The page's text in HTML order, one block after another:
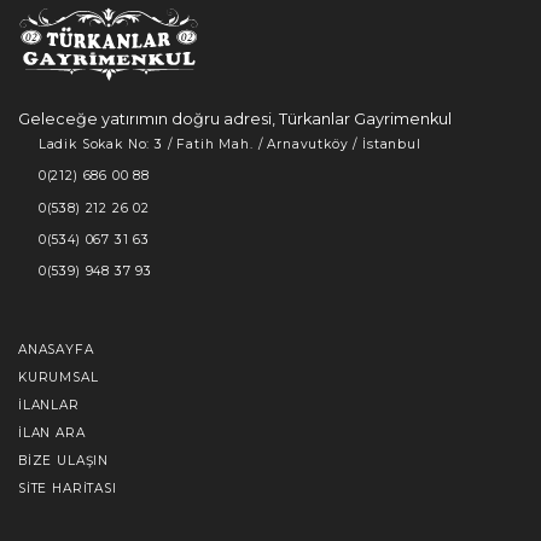
Geleceğe yatırımın doğru adresi, Türkanlar Gayrimenkul
Ladik Sokak No: 3 / Fatih Mah. / Arnavutköy / İstanbul
0(212) 686 00 88
0(538) 212 26 02
0(534) 067 31 63
0(539) 948 37 93
ANASAYFA
KURUMSAL
İLANLAR
İLAN ARA
BIZE ULAŞIN
SITE HARITASI